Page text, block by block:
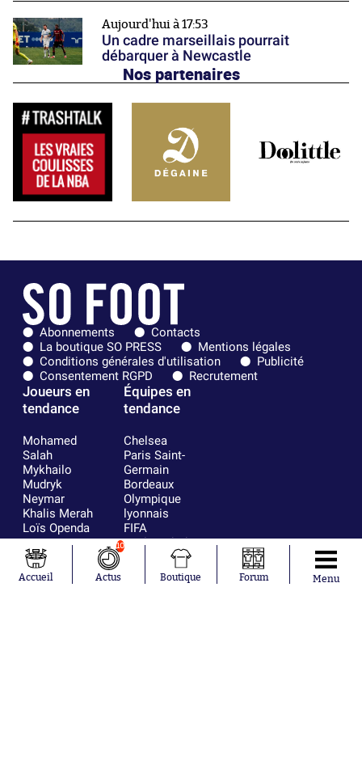
Aujourd'hui à 17:53
Un cadre marseillais pourrait
débarquer à Newcastle
Nos partenaires
Abonnements
Contacts
La boutique SO PRESS
Mentions légales
Conditions générales d'utilisation
Publicité
Consentement RGPD
Recrutement
Joueurs en
tendance
Mohamed
Salah
Mykhailo
Mudryk
Neymar
Khalis Merah
Loïs Openda
Moussa
Niakhaté
Nicolás
Tagliafico
Équipes en
tendance
Chelsea
Paris Saint-
Germain
Bordeaux
Olympique
lyonnais
FIFA
Real Madrid
RC Strasbourg
AC Milan
France
Accueil
10
Actus Boutique Forum Menu